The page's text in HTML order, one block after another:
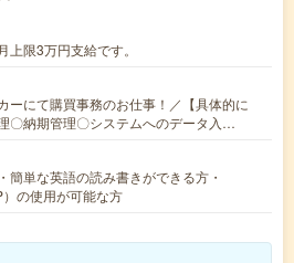
上限3万円支給です。
ーにて購買事務のお仕事！／【具体的に
〇納期管理〇システムへのデータ入…
簡単な英語の読み書きができる方・
の使用が可能な方